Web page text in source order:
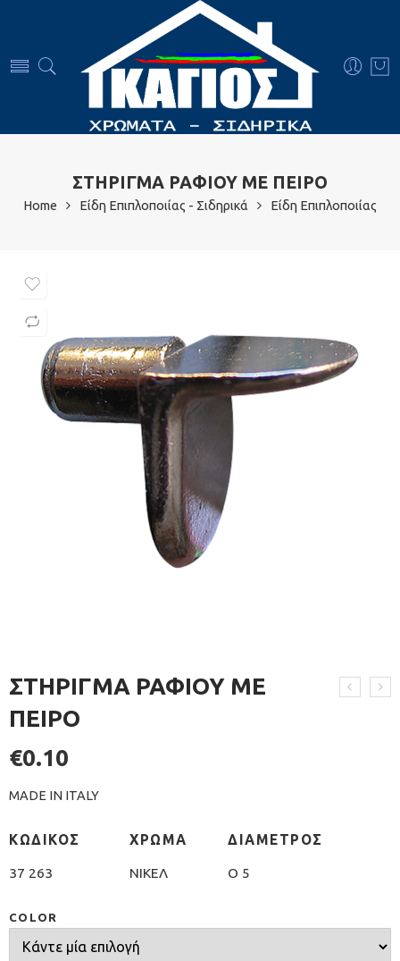
ΣΤΗΡΙΓΜΑ ΡΑΦΙΟΥ ΜΕ ΠΕΙΡΟ
Home Είδη Επιπλοποιίας - Σιδηρικά Είδη Επιπλοποιίας
ΣΤΗΡΙΓΜΑ ΡΑΦΙΟΥ ΜΕ
ΠΕΙΡΟ
€0.10
MADE IN ITALY
ΚΩΔΙΚΟΣ ΧΡΩΜΑ ΔΙΑΜΕΤΡΟΣ
37 263 ΝΙΚΕΛ O 5
COLOR